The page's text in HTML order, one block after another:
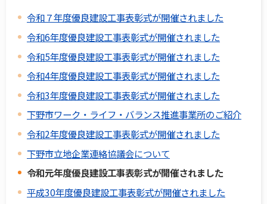
令和７年度優良建設工事表彰式が開催されました
令和6年度優良建設工事表彰式が開催されました
令和5年度優良建設工事表彰式が開催されました
令和4年度優良建設工事表彰式が開催されました
令和3年度優良建設工事表彰式が開催されました
下野市ワーク・ライフ・バランス推進事業所のご紹介
令和2年度優良建設工事表彰式が開催されました
下野市立地企業連絡協議会について
令和元年度優良建設工事表彰式が開催されました
平成30年度優良建設工事表彰式が開催されました